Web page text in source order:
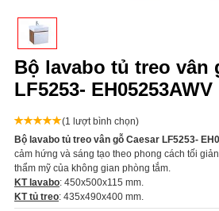
Bộ lavabo tủ treo vân
LF5253- EH05253AWV
(1 lượt bình chọn)
Bộ lavabo tủ treo vân gỗ Caesar LF5253-
cảm hứng và sáng tạo theo phong cách tối
thẩm mỹ của không gian phòng tắm.
KT lavabo: 450x500x115 mm.
KT tủ treo: 435x490x400 mm.